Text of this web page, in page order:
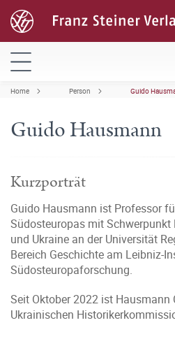
Home Person Guido
Guido Hausmann
Kurzporträt
Guido Hausmann ist Professor
Südosteuropas mit
und Ukraine an der Universität
Bereich Geschichte am Leibniz-
Südosteuropaforschung.
Seit Oktober 2022 ist Hausmann
Ukrainischen